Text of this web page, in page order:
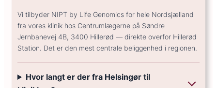
Vi tilbyder NIPT by Life Genomics for hele Nordsjælland
fra vores klinik hos Centrumlægerne på Søndre
Jernbanevej 4B, 3400 Hillerød — direkte overfor Hillerød
Station. Det er den mest centrale beliggenhed i regionen.
Hvor langt er der fra Helsingør til